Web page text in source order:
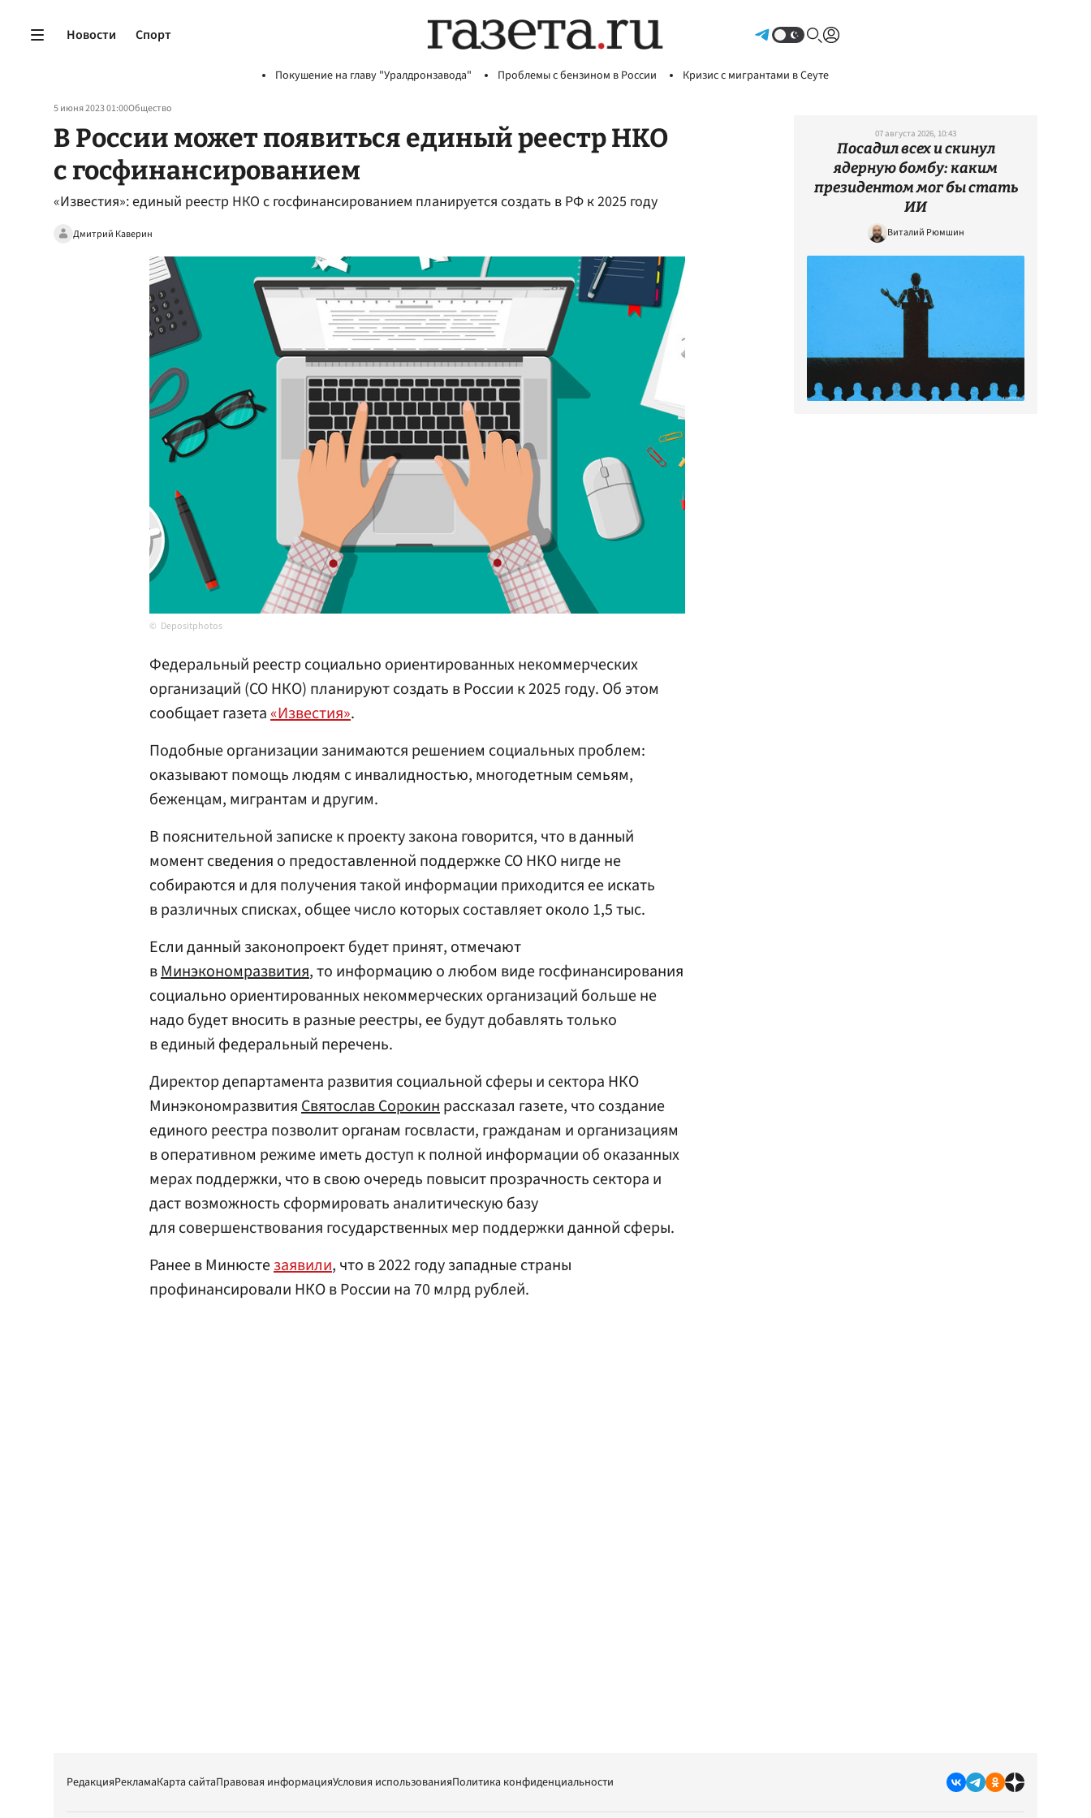
Новости Спорт
Покушение на главу "Уралдронзавода" Проблемы с бензином в России Кризис с мигрантами в Сеуте
5 июня 2023 01:00Общество
В России может появиться единый реестр НКО
с госфинансированием
«Известия»: единый реестр НКО с госфинансированием планируется создать в РФ к 2025 году
Дмитрий Каверин
Depositphotos
Федеральный реестр социально ориентированных некоммерческих
организаций (СО НКО) планируют создать в России к 2025 году. Об этом
сообщает газета«Известия».
Подобные организации занимаются решением социальных проблем:
оказывают помощь людям с инвалидностью, многодетным семьям,
беженцам, мигрантам и другим.
В пояснительной записке к проекту закона говорится, что в данный
момент сведения о предоставленной поддержке СО НКО нигде не
собираются и для получения такой информации приходится ее искать
в различных списках, общее число которых составляет около 1,5 тыс.
Если данный законопроект будет принят, отмечают
вМинэкономразвития, то информацию о любом виде госфинансирования
социально ориентированных некоммерческих организаций больше не
надо будет вносить в разные реестры, ее будут добавлять только
в единый федеральный перечень.
Директор департамента развития социальной сферы и сектора НКО
МинэкономразвитияСвятослав Сорокинрассказал газете, что создание
единого реестра позволит органам госвласти, гражданам и организациям
в оперативном режиме иметь доступ к полной информации об оказанных
мерах поддержки, что в свою очередь повысит прозрачность сектора и
даст возможность сформировать аналитическую базу
для совершенствования государственных мер поддержки данной сферы.
Ранее в Минюстезаявили, что в 2022 году западные страны
профинансировали НКО в России на 70 млрд рублей.
07 августа 2026, 10:43
Посадил всех и скинул
ядерную бомбу: каким
президентом мог бы стать
ИИ
Виталий Рюмшин
РедакцияРекламаКарта сайтаПравовая информацияУсловия использованияПолитика конфиденциальности